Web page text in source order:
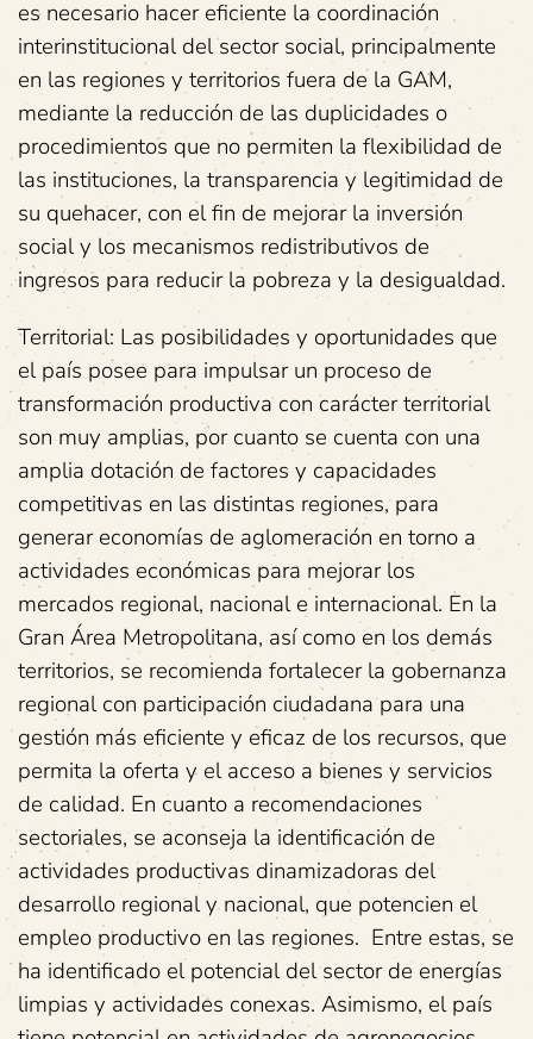
es necesario hacer eficiente la coordinación
interinstitucional del sector social, principalmente
en las regiones y territorios fuera de la GAM,
mediante la reducción de las duplicidades o
procedimientos que no permiten la flexibilidad de
las instituciones, la transparencia y legitimidad de
su quehacer, con el fin de mejorar la inversión
social y los mecanismos redistributivos de
ingresos para reducir la pobreza y la desigualdad.
Territorial: Las posibilidades y oportunidades que
el país posee para impulsar un proceso de
transformación productiva con carácter territorial
son muy amplias, por cuanto se cuenta con una
amplia dotación de factores y capacidades
competitivas en las distintas regiones, para
generar economías de aglomeración en torno a
actividades económicas para mejorar los
mercados regional, nacional e internacional. En la
Gran Área Metropolitana, así como en los demás
territorios, se recomienda fortalecer la gobernanza
regional con participación ciudadana para una
gestión más eficiente y eficaz de los recursos, que
permita la oferta y el acceso a bienes y servicios
de calidad. En cuanto a recomendaciones
sectoriales, se aconseja la identificación de
actividades productivas dinamizadoras del
desarrollo regional y nacional, que potencien el
empleo productivo en las regiones. Entre estas, se
ha identificado el potencial del sector de energías
limpias y actividades conexas. Asimismo, el país